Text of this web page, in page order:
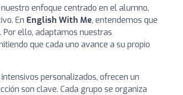
enfoque centrado en el alumno,
En English With Me, entendemos que
Por ello, adaptamos nuestras
que cada uno avance a su propio
personalizados, ofrecen un
son clave. Cada grupo se organiza